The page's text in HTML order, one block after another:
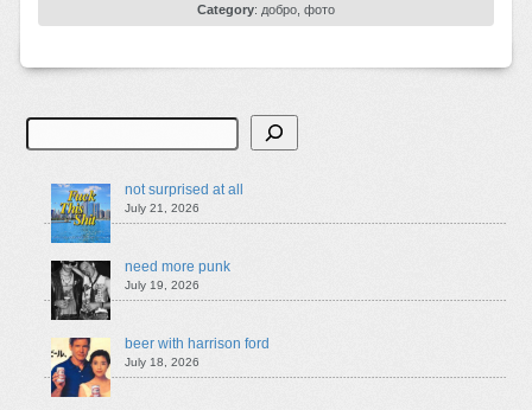
Category: добро фото
Search
not surprised at all
July 21, 2026
need more punk
July 19, 2026
beer with harrison ford
July 18, 2026